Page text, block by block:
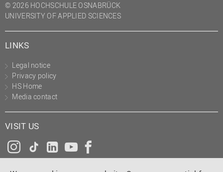
© 2026 HOCHSCHULE OSNABRÜCK
UNIVERSITY OF APPLIED SCIENCES
LINKS
Legal notice
Privacy policy
HS Home
Media contact
VISIT US
Instagram
Tiktok
LinkedInYouTube